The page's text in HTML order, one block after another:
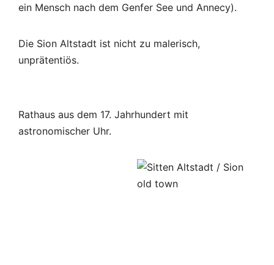
ein Mensch nach dem Genfer See und Annecy).
Die Sion Altstadt ist nicht zu malerisch,
unprätentiös.
Rathaus aus dem 17. Jahrhundert mit
astronomischer Uhr.